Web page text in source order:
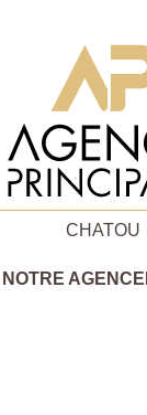
CHATOU
NOTRE AGENCE